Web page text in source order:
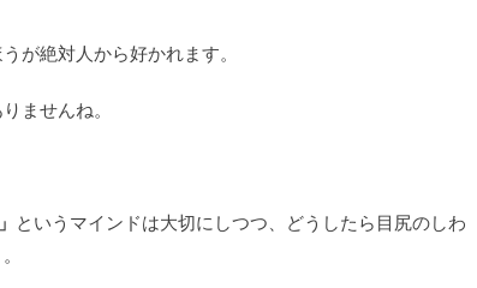
が絶対人から好かれます。
ませんね。
というマインドは大切にしつつ、どうしたら目尻のしわ